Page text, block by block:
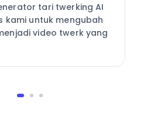
tari twerking AI
kami untuk mengubah
video twerk yang